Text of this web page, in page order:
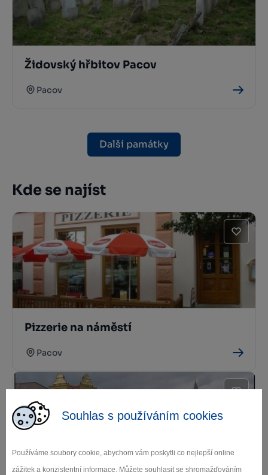
Souhlas s používáním cookies
Používáme soubory cookie, abychom vám poskytli co nejlepší online
zážitek a konzistentní informace. Můžete souhlasit se shromažďováním
Židovský hřbitov Pacov
Pacov
Další památky
Kde se najíst
Pizzerie na náměstí
Pacov